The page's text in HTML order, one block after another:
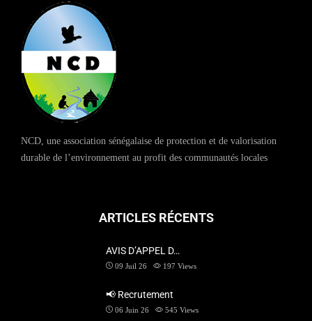
NCD, une association sénégalaise de protection et de valorisation
durable de l’environnement au profit des communautés locales
ARTICLES RÉCENTS
AVIS D’APPEL D…
09 Juil 26 197 Views
📢 Recrutement
06 Juin 26 545 Views